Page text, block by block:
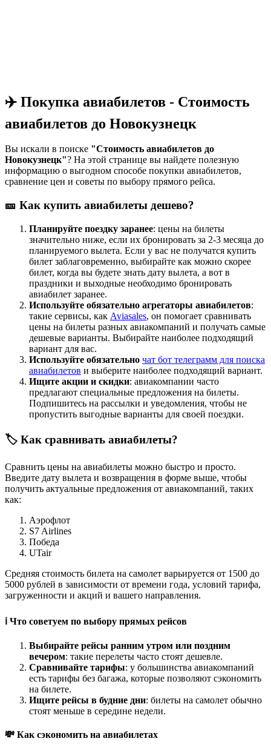
✈️ Покупка авиабилетов - Стоимость
авиабилетов до Новокузнецк
Вы искали в поиске "Стоимость авиабилетов до
Новокузнецк"? На этой странице вы найдете полезную
информацию о выгодном способе покупки авиабилетов,
сравнение цен и советы по выбору прямого рейса.
🎫 Как купить авиабилеты дешево?
Планируйте поездку заранее: цены на билеты
значительно ниже, если их бронировать за 2-3 месяца до
планируемого вылета. Если у вас не получатся купить
билет заблаговременно, выбирайте как можно скорее
билет, когда вы будете знать дату вылета, а вот в
праздники и выходные необходимо бронировать
авиабилет заранее.
Используйте обязательно агрегаторы авиабилетов:
такие сервисы, как Aviasales, он помогает сравнивать
цены на билеты разных авиакомпаний и получать самые
дешевые варианты. Выбирайте наиболее подходящий
вариант для вас.
Используйте обязательно чат бот телеграмм для поиска
авиабилетов и выберите наиболее подходящий вариант.
Ищите акции и скидки: авиакомпании часто
предлагают специальные предложения на билеты.
Подпишитесь на рассылки и уведомления, чтобы не
пропустить выгодные варианты для своей поездки.
🏷️ Как сравнивать авиабилеты?
Сравнить цены на авиабилеты можно быстро и просто.
Введите дату вылета и возвращения в форме выше, чтобы
получить актуальные предложения от авиакомпаний, таких
как:
Аэрофлот
S7 Airlines
Победа
UTair
Средняя стоимость билета на самолет варьируется от 1500 до
5000 рублей в зависимости от времени года, условий тарифа,
загруженности и акций и вашего направления.
ℹ️ Что советуем по выбору прямых рейсов
Выбирайте рейсы ранним утром или поздним
вечером: такие перелеты часто стоят дешевле.
Сравнивайте тарифы: у большинства авиакомпаний
есть тарифы без багажа, которые позволяют сэкономить
на билете.
Ищите рейсы в будние дни: билеты на самолет обычно
стоят меньше в середине недели.
💸 Как сэкономить на авиабилетах